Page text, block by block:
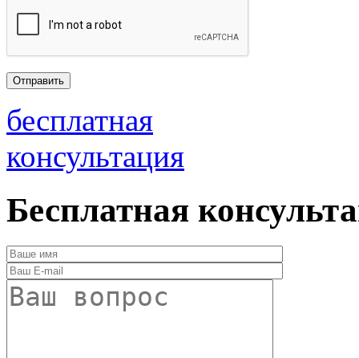
бесплатная
консультация
Бесплатная